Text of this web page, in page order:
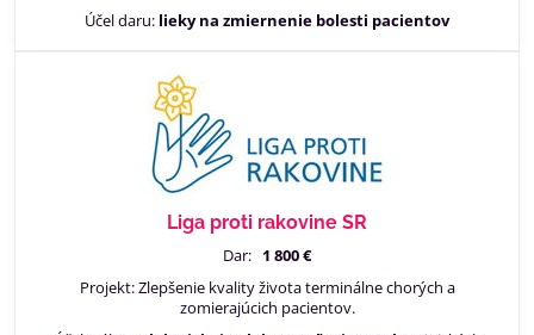
Účel daru: lieky na zmiernenie bolesti pacientov
Liga proti rakovine SR
Dar: 1 800 €
Projekt: Zlepšenie kvality života terminálne chorých a
zomierajúcich pacientov.